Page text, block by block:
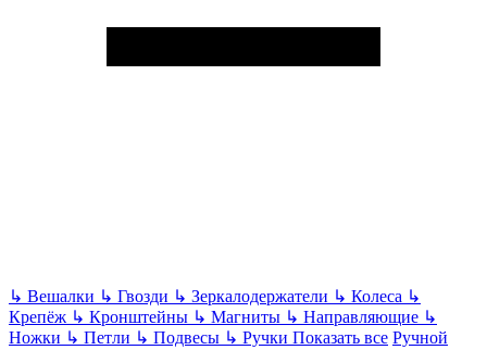
↳ Вешалки ↳ Гвозди ↳ Зеркалодержатели ↳ Колеса ↳
Крепёж ↳ Кронштейны ↳ Магниты ↳ Направляющие ↳
Ножки ↳ Петли ↳ Подвесы ↳ Ручки Показать все Ручной